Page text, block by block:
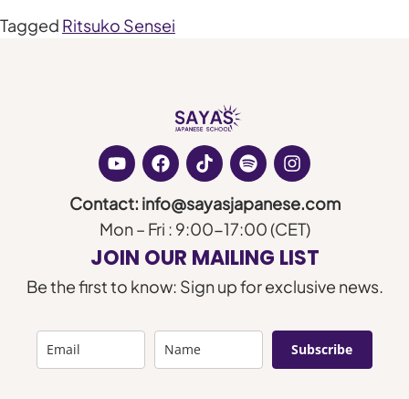
Tagged Ritsuko Sensei
Contact: info@sayasjapanese.com
Mon – Fri : 9:00-17:00 (CET)
JOIN OUR MAILING LIST
Be the first to know: Sign up for exclusive news.
Subscribe